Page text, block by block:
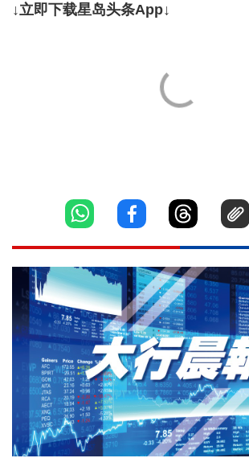
↓立即下载星岛头条App↓